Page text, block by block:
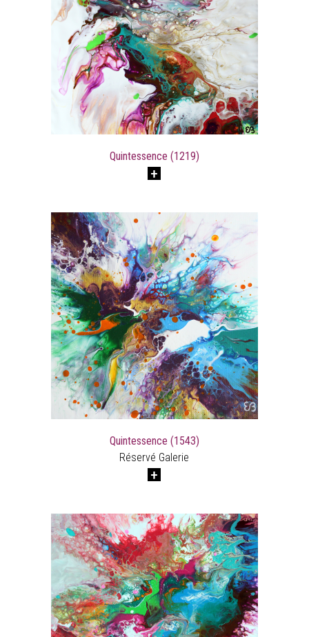
Quintessence (1219)
Quintessence (1543)
Réservé Galerie